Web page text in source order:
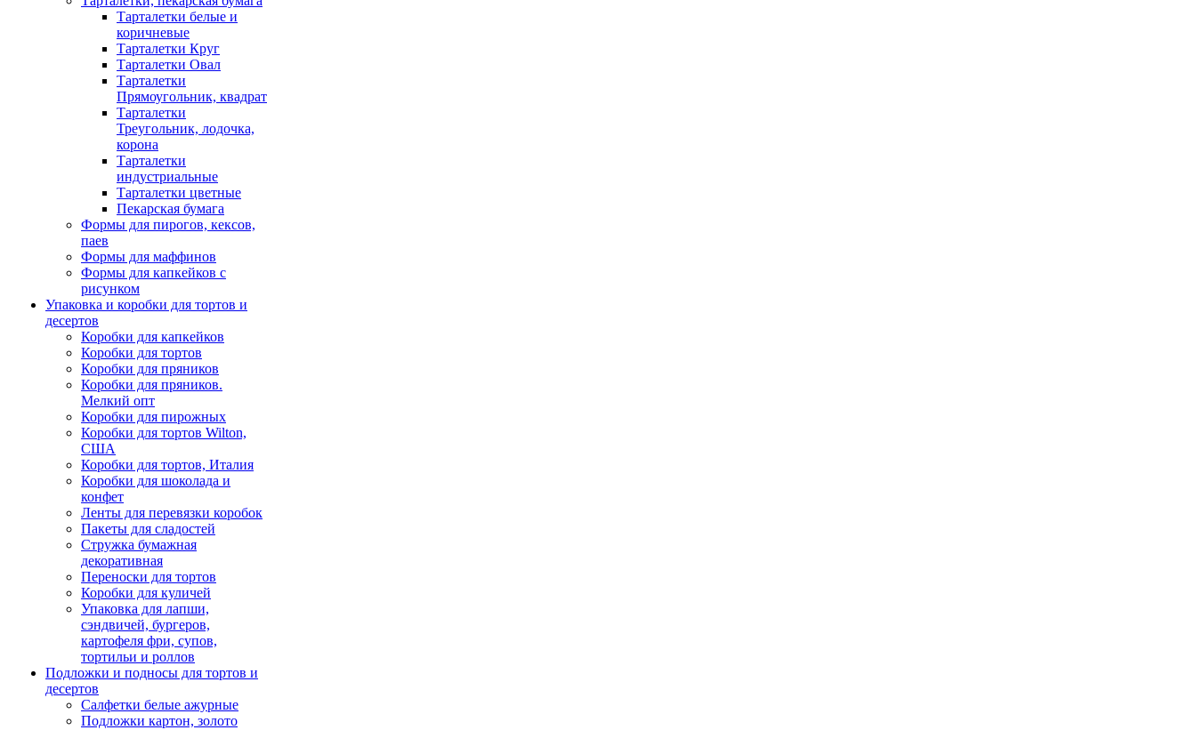
Тарталетки белые и
коричневые
Тарталетки Круг
Тарталетки Овал
Тарталетки
Прямоугольник, квадрат
Тарталетки
Треугольник, лодочка,
корона
Тарталетки
индустриальные
Тарталетки цветные
Пекарская бумага
Формы для пирогов, кексов,
паев
Формы для маффинов
Формы для капкейков с
рисунком
Упаковка и коробки для тортов и
десертов
Коробки для капкейков
Коробки для тортов
Коробки для пряников
Коробки для пряников.
Мелкий опт
Коробки для пирожных
Коробки для тортов Wilton,
США
Коробки для тортов, Италия
Коробки для шоколада и
конфет
Ленты для перевязки коробок
Пакеты для сладостей
Стружка бумажная
декоративная
Переноски для тортов
Коробки для куличей
Упаковка для лапши,
сэндвичей, бургеров,
картофеля фри, супов,
тортильи и роллов
Подложки и подносы для тортов и
десертов
Салфетки белые ажурные
Подложки картон, золото